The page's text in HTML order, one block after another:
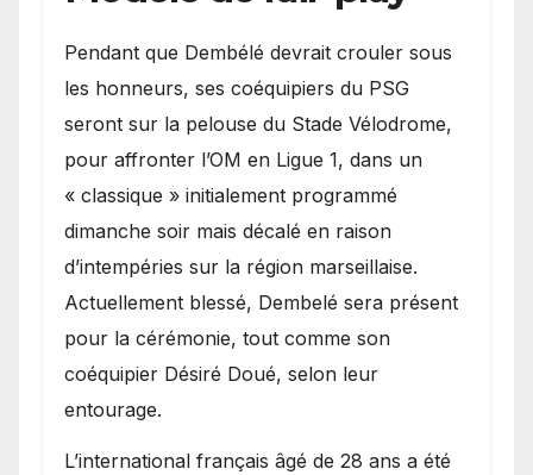
Pendant que Dembélé devrait crouler sous
les honneurs, ses coéquipiers du PSG
seront sur la pelouse du Stade Vélodrome,
pour affronter l’OM en Ligue 1, dans un
« classique » initialement programmé
dimanche soir mais décalé en raison
d’intempéries sur la région marseillaise.
Actuellement blessé, Dembelé sera présent
pour la cérémonie, tout comme son
coéquipier Désiré Doué, selon leur
entourage.
L’international français âgé de 28 ans a été